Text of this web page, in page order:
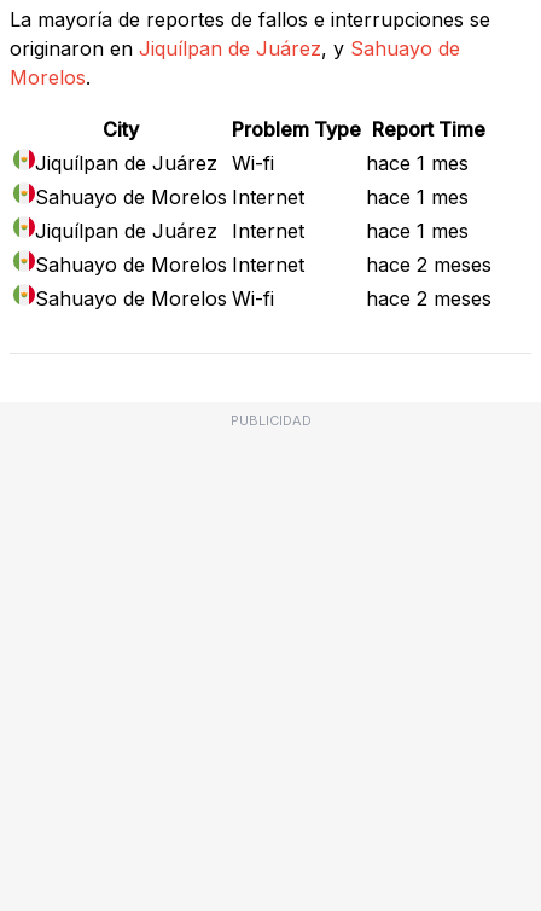
La mayoría de reportes de fallos e interrupciones se
originaron en Jiquílpan de Juárez, y Sahuayo de
Morelos.
City Problem Type Report Time
Jiquílpan de Juárez
Wi-fi
hace 1 mes
Sahuayo de Morelos Internet
hace 1 mes
Jiquílpan de Juárez
Internet
hace 1 mes
Sahuayo de Morelos Internet
hace 2 meses
Sahuayo de Morelos Wi-fi hace 2 meses
PUBLICIDAD